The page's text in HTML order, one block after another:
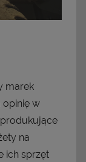
marek
w
na
ich sprzęt